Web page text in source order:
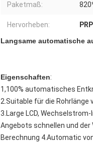
Paketmaß:
Hervorheben:
Langsame automatische
Eigenschaften:
1,100% automatisches
2.Suitable für die Rohrlänge
3.Large LCD,
Angebots schnellen und der
Berechnung 4.Automatic von